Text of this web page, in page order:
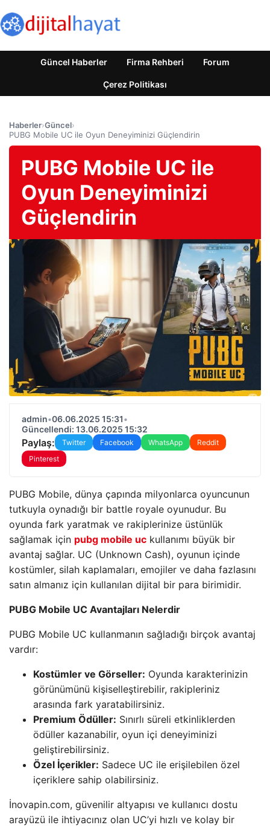
Güncel Haberler Firma Rehberi Forum
Çerez Politikası
Haberler›Güncel›
PUBG Mobile UC ile Oyun Deneyiminizi Güçlendirin
PUBG Mobile UC ile
Oyun Deneyiminizi
Güçlendirin
admin•06.06.2025 15:31•
Güncellendi: 13.06.2025 15:32
Paylaş: Twitter Facebook WhatsApp
Reddit
Pinterest
PUBG Mobile, dünya çapında milyonlarca oyuncunun
tutkuyla oynadığı bir battle royale oyunudur. Bu
oyunda fark yaratmak ve rakiplerinize üstünlük
sağlamak için pubg mobile uc kullanımı büyük bir
avantaj sağlar. UC (Unknown Cash), oyunun içinde
kostümler, silah kaplamaları, emojiler ve daha fazlasını
satın almanız için kullanılan dijital bir para birimidir.
PUBG Mobile UC Avantajları Nelerdir
PUBG Mobile UC kullanmanın sağladığı birçok avantaj
vardır:
Kostümler ve Görseller: Oyunda karakterinizin
görünümünü kişiselleştirebilir, rakipleriniz
arasında fark yaratabilirsiniz.
Premium Ödüller: Sınırlı süreli etkinliklerden
ödüller kazanabilir, oyun içi deneyiminizi
geliştirebilirsiniz.
Özel İçerikler: Sadece UC ile erişilebilen özel
içeriklere sahip olabilirsiniz.
İnovapin.com, güvenilir altyapısı ve kullanıcı dostu
arayüzü ile ihtiyacınız olan UC’yi hızlı ve kolay bir